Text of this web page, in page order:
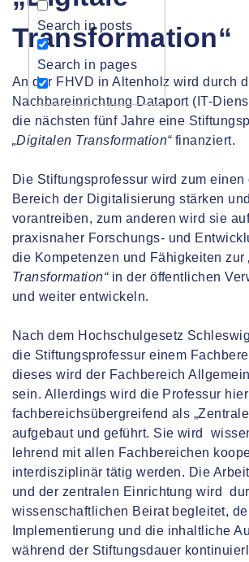
Search in posts
Search in pages
Transformation“
An der FHVD in Altenholz wird durch
Nachbareinrichtung Dataport (IT-
die nächsten fünf Jahre eine
„Digitalen Transformation“finanziert.
Die Stiftungsprofessur wird zum einen
Bereich der Digitalisierung stärken
vorantreiben, zum anderen wird sie
praxisnaher Forschungs- und
die Kompetenzen und Fähigkeiten zur
Transformation“in der öffentlichen
und weiter entwickeln.
Nach dem Hochschulgesetz
die Stiftungsprofessur einem
dieses wird der Fachbereich
sein. Allerdings wird die Professur hier
fachbereichsübergreifend als
aufgebaut und geführt. Sie wird
lehrend mit allen Fachbereichen
interdisziplinär tätig werden. Die
und der zentralen Einrichtung wird
wissenschaftlichen Beirat begleitet,
Implementierung und die inhaltliche
während der Stiftungsdauer